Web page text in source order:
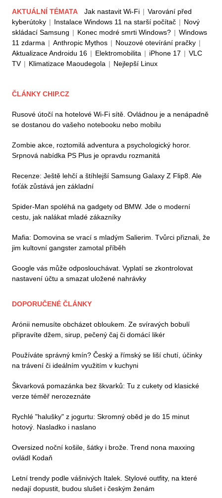
AKTUÁLNÍ TÉMATA Jak nastavit Wi-Fi | Varování před
kyberútoky | Instalace Windows 11 na starší počítač | Nový
skládací Samsung | Konec modré smrti Windows? | Windows
11 zdarma | Anthropic Mythos | Nouzové otevírání pračky |
Aktualizace Androidu 16 | Elektromobilita | iPhone 17 | VLC
TV | Klimatizace Maoudegola | Nejlepší Linux
ČLÁNKY CHIP.CZ
Rusové útočí na hotelové Wi-Fi sítě. Ovládnou je a nenápadně
se dostanou do vašeho notebooku nebo mobilu
Zombie akce, roztomilá adventura a psychologický horor.
Srpnová nabídka PS Plus je opravdu rozmanitá
Recenze: Ještě lehčí a štíhlejší Samsung Galaxy Z Flip8. Ale
foťák zůstává jen základní
Spider-Man spoléhá na gadgety od BMW. Jde o moderní
cestu, jak nalákat mladé zákazníky
Mafia: Domovina se vrací s mladým Salierim. Tvůrci přiznali, že
jim kultovní gangster zamotal příběh
Google vás může odposlouchávat. Vyplatí se zkontrolovat
nastavení účtu a smazat uložené nahrávky
DOPORUČENÉ ČLÁNKY
Arónii nemusíte obcházet obloukem. Ze svíravých bobulí
připravíte džem, sirup, pečený čaj či domácí likér
Používáte správný kmín? Český a římský se liší chutí, účinky
na trávení či ideálním využitím v kuchyni
Škvarková pomazánka bez škvarků: Tu z cukety od klasické
verze téměř nerozeznáte
Rychlé "halušky" z jogurtu: Skromný oběd je do 15 minut
hotový. Nasladko i naslano
Oversized noční košile, šátky i brože. Trend nona maxxing
ovládl Kodaň
Letní trendy podle vášnivých Italek. Stylové outfity, na které
nedají dopustit, budou slušet i českým ženám